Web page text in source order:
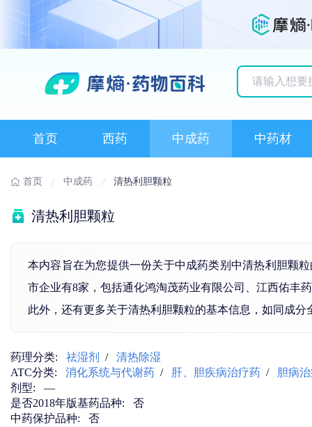
首页 西药 中成药 中药材
首页 中成药 清热利胆颗粒
清热利胆颗粒
本内容旨在为您提供一份关于中成药类别中清热利胆颗
市企业有8家，包括通化鸿淘茂药业有限公司、江西佑丰
此外，还有更多关于清热利胆颗粒的基本信息，如同成
药理分类: 祛湿剂 /
清热除湿
ATC分类:
消化系统与代谢药 / 肝、胆疾病治疗药 /
胆病
剂型:
—
是否2018年版基药品种:
否
中药保护品种:
否